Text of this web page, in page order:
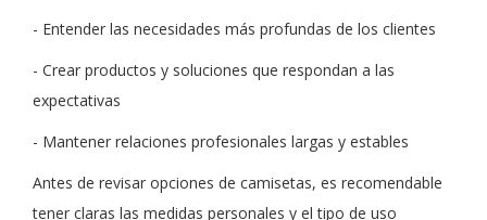
- Entender las necesidades más profundas de los clientes
- Crear productos y soluciones que respondan a las
expectativas
- Mantener relaciones profesionales largas y estables
Antes de revisar opciones de camisetas, es recomendable
tener claras las medidas personales y el tipo de uso